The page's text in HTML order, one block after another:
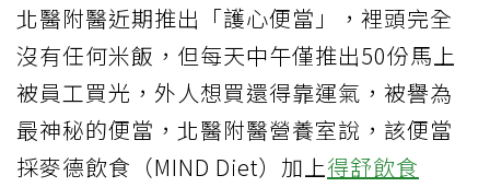
北醫附醫近期推出「護心便當」，裡頭完全
沒有任何米飯，但每天中午僅推出50份馬上
被員工買光，外人想買還得靠運氣，被譽為
最神秘的便當，北醫附醫營養室說，該便當
採麥德飲食（MIND Diet）加上得舒飲食